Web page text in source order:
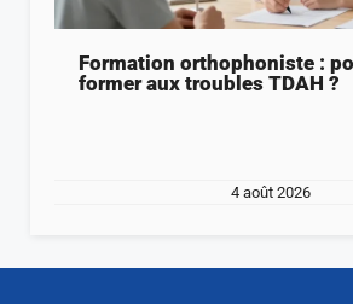
Formation orthophoniste :
former aux troubles TDAH ?
4 août 2026